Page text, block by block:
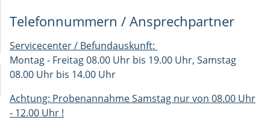
öffnen
öffnen
Telefonnummern / Ansprechpartner
Servicecenter / Befundauskunft:
Montag - Freitag 08.00 Uhr bis 19.00 Uhr, Samstag
08.00 Uhr bis 14.00 Uhr
Achtung: Probenannahme Samstag nur von 08.00 Uhr
- 12.00 Uhr !